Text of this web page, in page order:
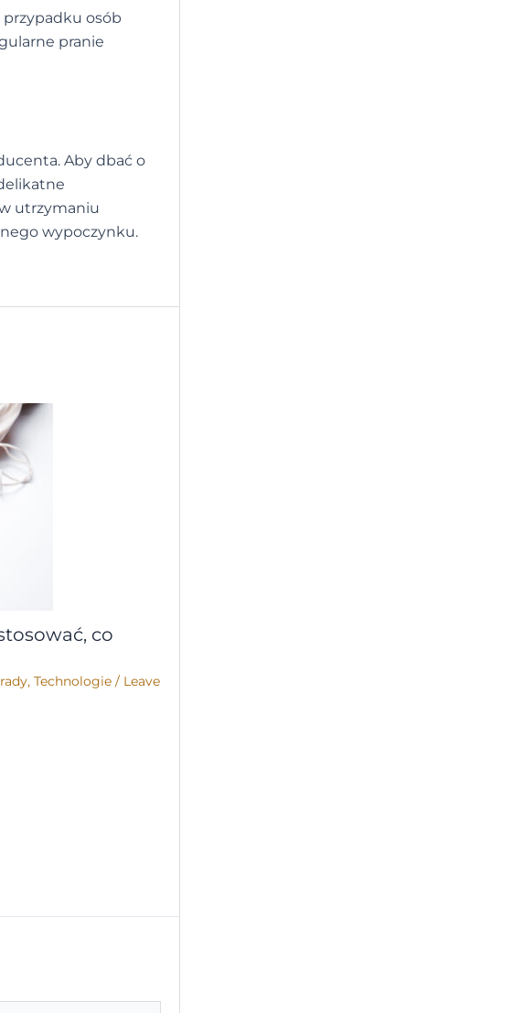
przypadku osób
pranie
Aby dbać o
utrzymaniu
wypoczynku.
co
, Technologie/ Leave